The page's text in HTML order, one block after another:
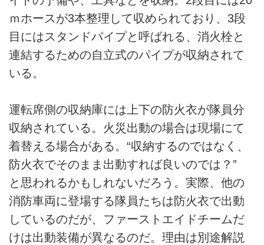
ｍホースが3本整理して収められており、3段
目にはスタンドパイプと呼ばれる、消火栓と
連結するための自立式のパイプが収納されて
いる。
運転席側の収納庫には上下の防火衣が隊員分
収納されている。火災出動の場合は現場にて
着替える場合がある。“収納するのではなく、
防火衣でそのまま出動すれば良いのでは？”
と思われるかもしれないだろう。実際、他の
消防車両に登場する隊員たちは防火衣で出動
しているのだが、ファーストエイドチームだ
けは出動装備が異なるのだ。理由は別途解説